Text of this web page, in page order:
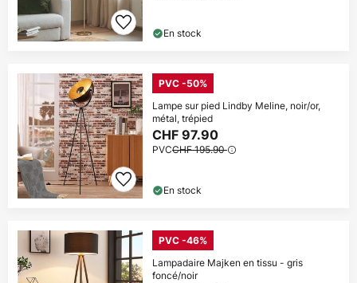
En stock
PVC -50%
Lampe sur pied Lindby Meline, noir/or,
métal, trépied
CHF 97.90
PVCCHF 195.90
En stock
PVC -46%
Lampadaire Majken en tissu - gris
foncé/noir